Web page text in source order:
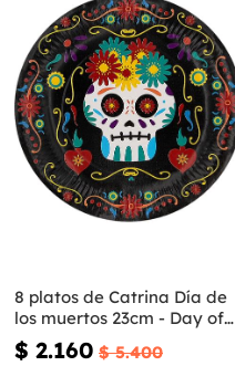
8 platos de Catrina Día de
los muertos 23cm - Day of
the Dead
$ 2.160 $ 5.400